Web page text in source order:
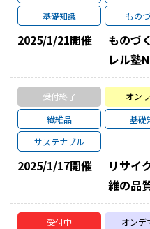
基礎知識
もの
2025/1/21開催
ものづ
レル塾
受付終了 オン
繊維品
基礎
サステナブル
2025/1/17開催
リサイ
維の品
受付中 オンデ